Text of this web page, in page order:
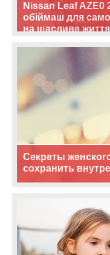
Nissan Leaf AZE0
обіймаш для
на щасливе життя
Секреты
сохранить